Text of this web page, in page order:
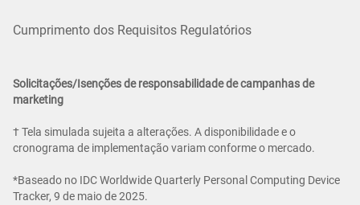
Cumprimento dos Requisitos Regulatórios
Solicitações/Isenções de responsabilidade de campanhas de
marketing
† Tela simulada sujeita a alterações. A disponibilidade e o
cronograma de implementação variam conforme o mercado.
*Baseado no IDC Worldwide Quarterly Personal Computing Device
Tracker, 9 de maio de 2025.